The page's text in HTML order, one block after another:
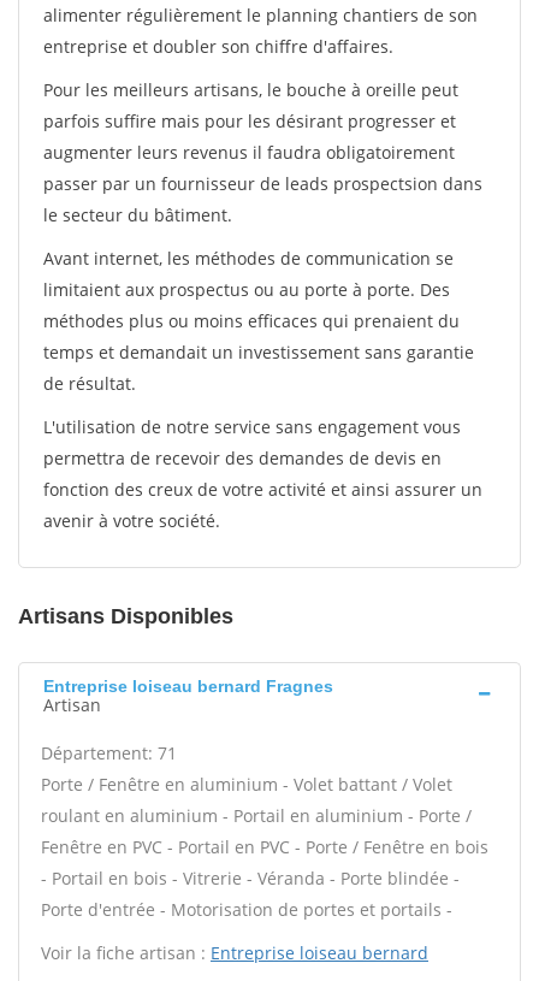
alimenter régulièrement le planning chantiers de son
entreprise et doubler son chiffre d'affaires.
Pour les meilleurs artisans, le bouche à oreille peut
parfois suffire mais pour les désirant progresser et
augmenter leurs revenus il faudra obligatoirement
passer par un fournisseur de leads prospectsion dans
le secteur du bâtiment.
Avant internet, les méthodes de communication se
limitaient aux prospectus ou au porte à porte. Des
méthodes plus ou moins efficaces qui prenaient du
temps et demandait un investissement sans garantie
de résultat.
L'utilisation de notre service sans engagement vous
permettra de recevoir des demandes de devis en
fonction des creux de votre activité et ainsi assurer un
avenir à votre société.
Artisans Disponibles
Entreprise loiseau bernard Fragnes
Artisan
Département: 71
Porte / Fenêtre en aluminium - Volet battant / Volet
roulant en aluminium - Portail en aluminium - Porte /
Fenêtre en PVC - Portail en PVC - Porte / Fenêtre en bois
- Portail en bois - Vitrerie - Véranda - Porte blindée -
Porte d'entrée - Motorisation de portes et portails -
Voir la fiche artisan : Entreprise loiseau bernard